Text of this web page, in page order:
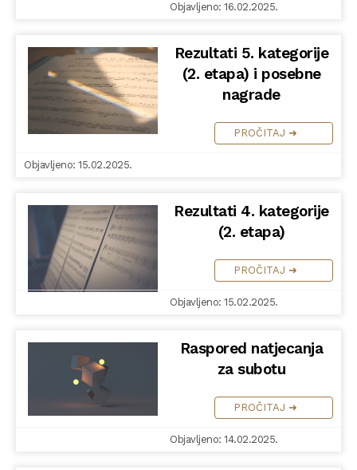
Objavljeno: 16.02.2025.
Rezultati 5. kategorije
(2. etapa) i posebne
nagrade
PROČITAJ ➜
Objavljeno: 15.02.2025.
Rezultati 4. kategorije
(2. etapa)
PROČITAJ ➜
Objavljeno: 15.02.2025.
Raspored natjecanja
za subotu
PROČITAJ ➜
Objavljeno: 14.02.2025.